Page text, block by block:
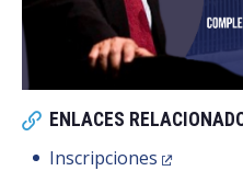
ENLACES
Inscripciones